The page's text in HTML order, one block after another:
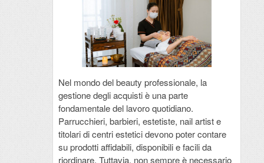
Nel mondo del beauty professionale, la
gestione degli acquisti è una parte
fondamentale del lavoro quotidiano.
Parrucchieri, barbieri, estetiste, nail artist e
titolari di centri estetici devono poter contare
su prodotti affidabili, disponibili e facili da
riordinare. Tuttavia, non sempre è necessario